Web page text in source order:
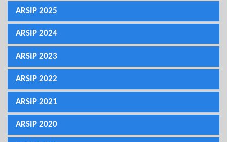
ARSIP 2025
ARSIP 2024
ARSIP 2023
ARSIP 2022
ARSIP 2021
ARSIP 2020